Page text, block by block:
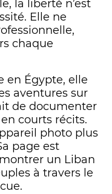
la liberté n’est
Elle ne
chaque
en Égypte, elle
aventures sur
de documenter
courts récits.
photo plus
page est
un Liban
à travers le